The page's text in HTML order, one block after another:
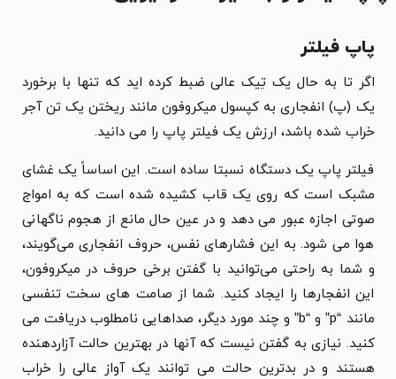
پاپ فیلتر
اگر تا به حال یک تِیک عالی ضبط کرده اید که تنها با برخورد
یک (پ) انفجاری به کپسول میکروفون مانند ریختن یک تن آجر
خراب شده باشد، ارزش یک فیلتر پاپ را می دانید.
فیلتر پاپ یک دستگاه نسبتا ساده است. این اساساً یک غشای
مشبک است که روی یک قاب کشیده شده است که به امواج
صوتی اجازه عبور می دهد و در عین حال مانع از هجوم ناگهانی
هوا می شود. به این فشارهای نفس، حروف انفجاری می‌گویند،
و شما به راحتی می‌توانید با گفتن برخی حروف در میکروفون،
این انفجارها را ایجاد کنید. شما از صامت های سخت تنفسی
مانند “p” و “b” و چند مورد دیگر، صداهایی نامطلوب دریافت می
کنید. نیازی به گفتن نیست که آنها در بهترین حالت آزاردهنده
هستند و در بدترین حالت می توانند یک آواز عالی را خراب